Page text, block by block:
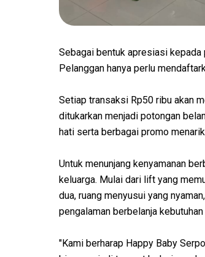
Sebagai bentuk apresiasi kepada
Pelanggan hanya perlu
Setiap transaksi Rp50 ribu akan
ditukarkan menjadi potongan
hati serta berbagai promo
Untuk menunjang kenyamanan
keluarga. Mulai dari lift yang
dua, ruang menyusui yang
pengalaman berbelanja
"Kami berharap Happy Baby